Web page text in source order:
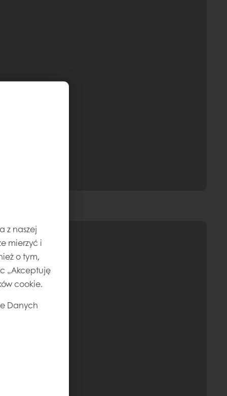
z naszej
mierzyć i
o tym,
„Akceptuję
cookie.
Danych